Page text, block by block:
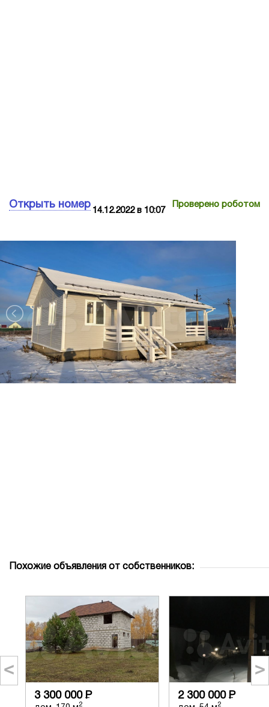
Открыть номер Проверено роботом
14.12.2022 в 10:07
Похожие объявления от собственников:
3 300 000 Р
2
2 300 000 Р
2
< >